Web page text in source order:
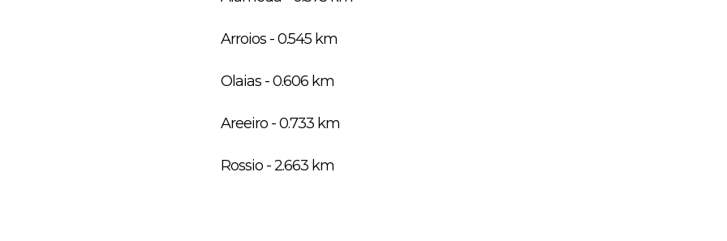
Arroios - 0.545 km
Olaias - 0.606 km
Areeiro - 0.733 km
Rossio - 2.663 km